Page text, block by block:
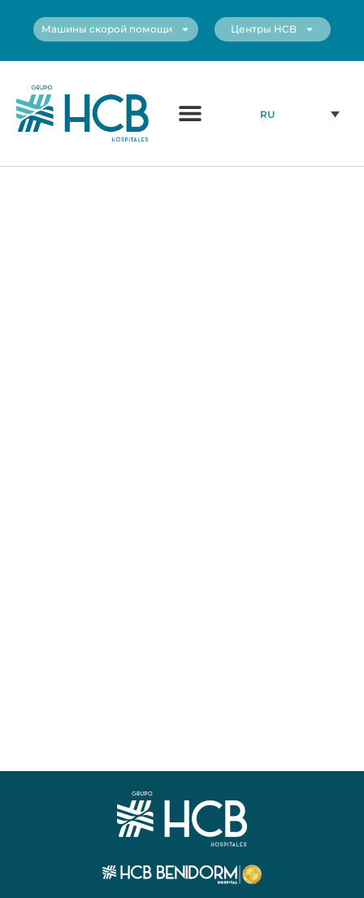
Машины скорой помощи Центры HCB
RU